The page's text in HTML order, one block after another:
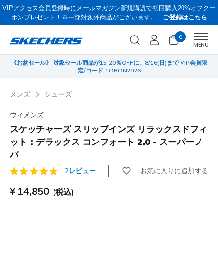
VIPアクセス会員登録時にメールマガジン新規購読で初回購入20%オフクー
ポンプレゼント！ ※一部対象外商品がございます。 ご登録はこちら
0
MENU
《お盆セール》 対象セール商品が15-20％OFFに。8/16(日)まで VIP会員限
定/コード：OBON2026
メンズ シューズ
ウィメンズ
スケッチャーズ スリップインズ リラックスドフィ
ット：デラックス コンフォート 2.0 - スーパーノ
バ
顧客評価4.9/5件2レビュー お気に入りに追加する
¥ 14,850 (税込)